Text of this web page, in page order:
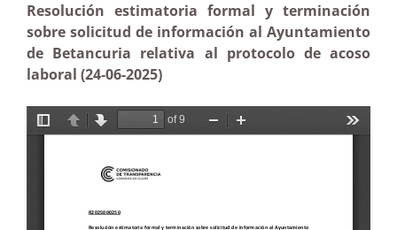
Resolución estimatoria formal y terminación
sobre solicitud de información al Ayuntamiento
de Betancuria relativa al protocolo de acoso
laboral (24-06-2025)